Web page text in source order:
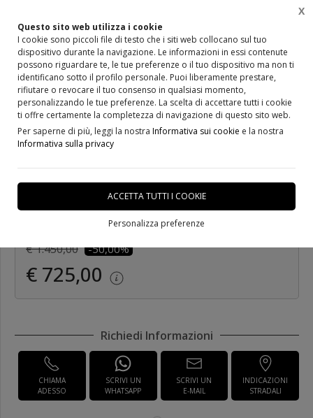
Questo sito web utilizza i cookie
I cookie sono piccoli file di testo che i siti web collocano sul tuo
dispositivo durante la navigazione. Le informazioni in essi contenute
possono riguardare te, le tue preferenze o il tuo dispositivo ma non ti
identificano sotto il profilo personale. Puoi liberamente prestare,
rifiutare o revocare il tuo consenso in qualsiasi momento,
personalizzando le tue preferenze. La scelta di accettare tutti i cookie
ti offre certamente la completezza di navigazione di questo sito web.
Per saperne di più, leggi la nostra Informativa sui cookie e la nostra
Informativa sulla privacy
ACCETTA TUTTI I COOKIE
Personalizza preferenze
X
Home Prodotti Infissi in PVC/Alluminio/Legno
Finestra 2 ante Asimmetrica/
Skywood/ Legno-Alluminio
€ 1.450,00 -50,00%
€ 725,00
Richiedi Informazioni
CHIAMA
ADESSO
SCRIVI UN
WHATSAPP
SCRIVI UN
E-MAIL
INDICAZIONI
STRADALI